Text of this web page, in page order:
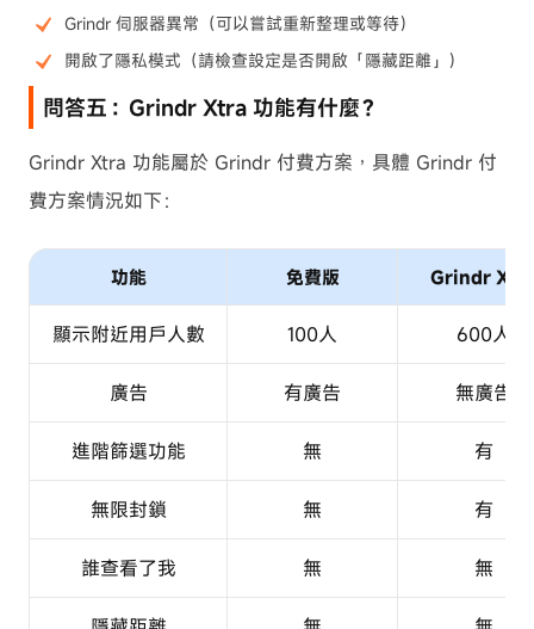
Grindr 伺服器異常（可以嘗試重新整理或等待）
開啟了隱私模式（請檢查設定是否開啟「隱藏距離」）
問答五：Grindr Xtra 功能有什麼？
Grindr Xtra 功能屬於 Grindr 付費方案，具體 Grindr 付
費方案情況如下：
功能 免費版 Grindr
顯示附近用戶人數 100人 600人
廣告 有廣告 無廣告
進階篩選功能 無 有
無限封鎖 無 有
誰查看了我 無 無